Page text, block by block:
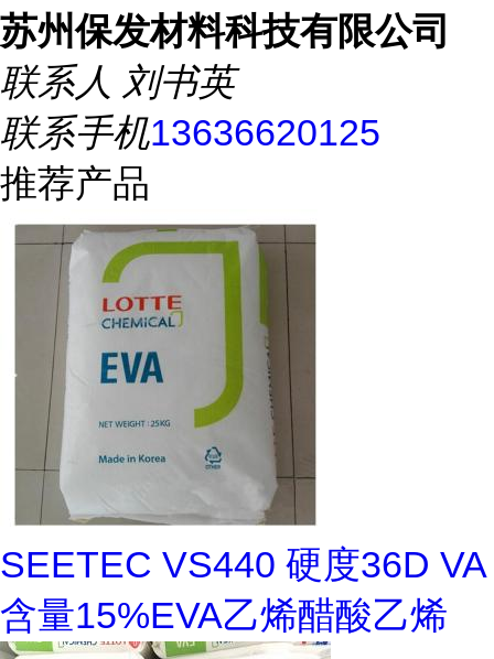
苏州保发材料科技有限公司
联系人 刘书英
联系手机13636620125
推荐产品
SEETEC VS440 硬度36D VA
含量15%EVA乙烯醋酸乙烯